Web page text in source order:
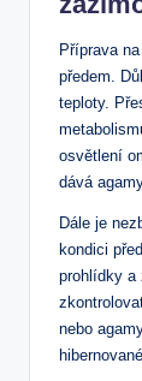
Příprava
předem.
teploty.⁤
osvětlení
⁤dává
Dále je
kondici
prohlídky a
nebo